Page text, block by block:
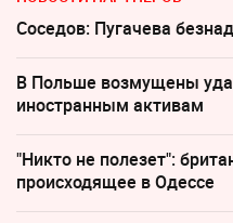
Соседов: Пугачева
В Польше возмущены
иностранным активам
"Никто не полезет":
происходящее в Одессе